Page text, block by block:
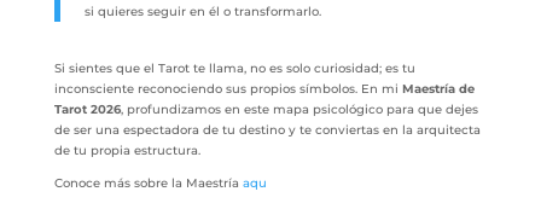
si quieres seguir en él o transformarlo.
Si sientes que el Tarot te llama, no es solo curiosidad; es tu
inconsciente reconociendo sus propios símbolos. En mi Maestría de
Tarot 2026, profundizamos en este mapa psicológico para que dejes
de ser una espectadora de tu destino y te conviertas en la arquitecta
de tu propia estructura.
Conoce más sobre la Maestría aqu